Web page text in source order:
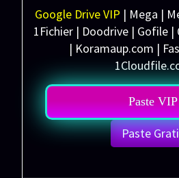
Google Drive VIP | Mega |
1Fichier | Doodrive | Gofile |
| Koramaup.com |
Paste VIP
Paste